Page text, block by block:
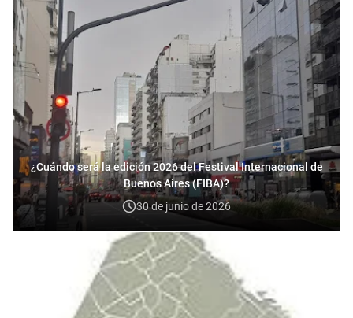
¿Cuándo será la edición 2026 del Festival Internacional de
Buenos Aires (FIBA)?
30 de junio de 2026